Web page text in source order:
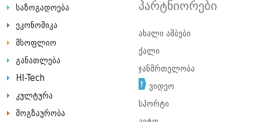
საზოგადოება
ეკონომიკა
მსოფლიო
განათლება
HI-Tech
კულტურა
მოგზაურობა
პარტნიორები
ახალი ამბები
ქალი
ჯანმრთელობა
ვიდეო
სპორტი